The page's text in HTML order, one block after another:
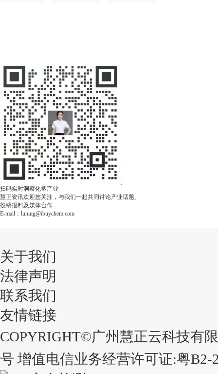
扫码实时洞察化塑产业
慧正资讯欢迎您关注，与我们一起共同讨论产业话题。
投稿报料及媒体合作
E-mail：luning@ibuychem.com
关于我们
法律声明
联系我们
友情链接
COPYRIGHT©广州慧正云科技有
号 增值电信业务经营许可证:粤B2-